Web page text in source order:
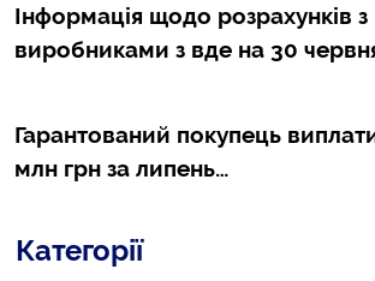
Інформація щодо розрахунків з
виробниками з вде на 30
Гарантований покупець
млн грн за липень…
Категорії